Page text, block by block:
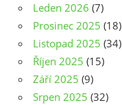
Leden 2026 (7)
Prosinec 2025 (18)
Listopad 2025 (34)
Říjen 2025 (15)
Září 2025 (9)
Srpen 2025 (32)